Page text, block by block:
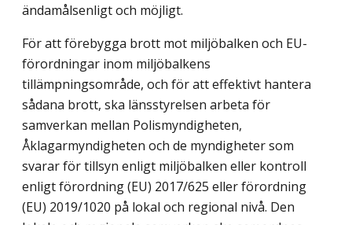
ändamålsenligt och möjligt.
För att förebygga brott mot miljöbalken och EU-
förordningar inom miljöbalkens
tillämpningsområde, och för att effektivt hantera
sådana brott, ska länsstyrelsen arbeta för
samverkan mellan Polismyndigheten,
Åklagarmyndigheten och de myndigheter som
svarar för tillsyn enligt miljöbalken eller kontroll
enligt förordning (EU) 2017/625 eller förordning
(EU) 2019/1020 på lokal och regional nivå. Den